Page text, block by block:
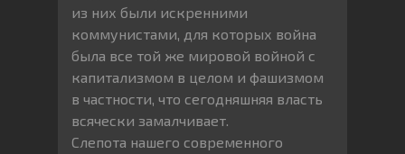
из них были искренними
коммунистами, для которых война
была все той же мировой войной с
капитализмом в целом и фашизмом
в частности, что сегодняшняя власть
всячески замалчивает.
Слепота нашего современного